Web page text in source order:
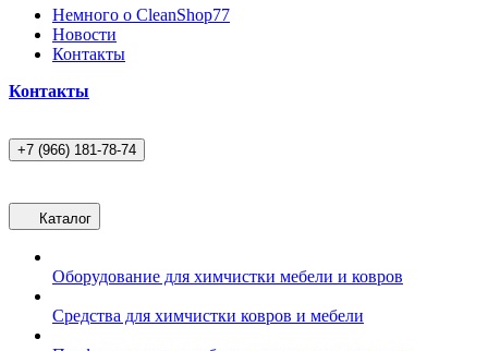
Немного о CleanShop77
Новости
Контакты
Контакты
+7 (966) 181-78-74
Каталог
Оборудование для химчистки мебели и ковров
Средства для химчистки ковров и мебели